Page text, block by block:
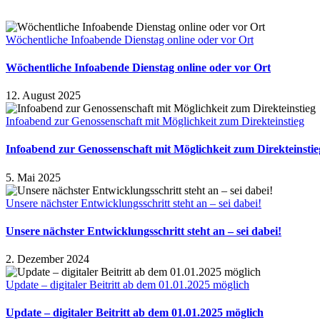
Wöchentliche Infoabende Dienstag online oder vor Ort
Wöchentliche Infoabende Dienstag online oder vor Ort
12. August 2025
Infoabend zur Genossenschaft mit Möglichkeit zum Direkteinstieg
Infoabend zur Genossenschaft mit Möglichkeit zum
5. Mai 2025
Unsere nächster Entwicklungsschritt steht an – sei dabei!
Unsere nächster Entwicklungsschritt steht an – sei dabei!
2. Dezember 2024
Update – digitaler Beitritt ab dem 01.01.2025 möglich
Update – digitaler Beitritt ab dem 01.01.2025 möglich